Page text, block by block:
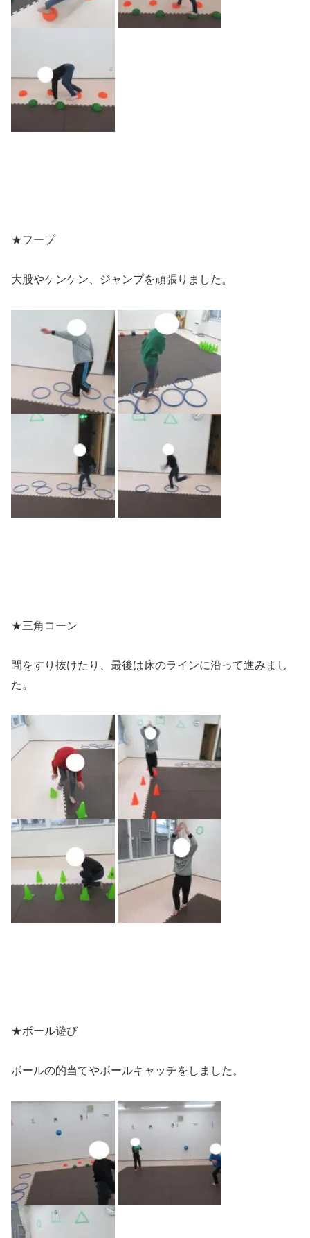
★フープ
大股やケンケン、ジャンプを頑張りました。
★三角コーン
間をすり抜けたり、最後は床のラインに沿って進みまし
た。
★ボール遊び
ボールの的当てやボールキャッチをしました。